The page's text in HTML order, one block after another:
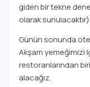
giden bir tekne
olarak sunulacaktır).
Günün sonunda
Akşam yemeğimizi
restoranlarından
alacağız.